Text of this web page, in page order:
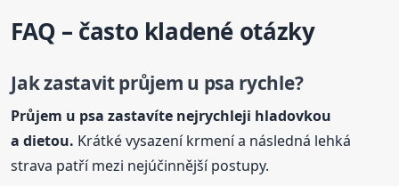
FAQ – často kladené otázky
Jak zastavit průjem u psa rychle?
Průjem u psa zastavíte nejrychleji hladovkou
a dietou. Krátké vysazení krmení a následná lehká
strava patří mezi nejúčinnější postupy.